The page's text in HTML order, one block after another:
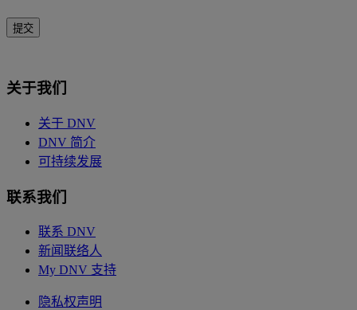
提交
关于我们
关于 DNV
DNV 简介
可持续发展
联系我们
联系 DNV
新闻联络人
My DNV 支持
隐私权声明